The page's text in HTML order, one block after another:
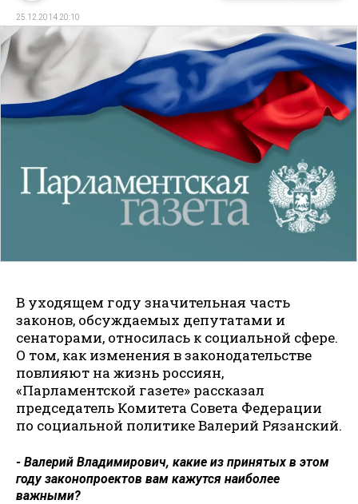
25.12.2014 20:10
В уходящем году значительная часть
законов, обсуждаемых депутатами и
сенаторами, относилась к социальной сфере.
О том, как изменения в законодательстве
повлияют на жизнь россиян,
«Парламентской газете» рассказал
председатель Комитета Совета Федерации
по социальной политике Валерий Рязанский.
- Валерий Владимирович, какие из принятых в этом
году законопроектов вам кажутся наи­более
важными?